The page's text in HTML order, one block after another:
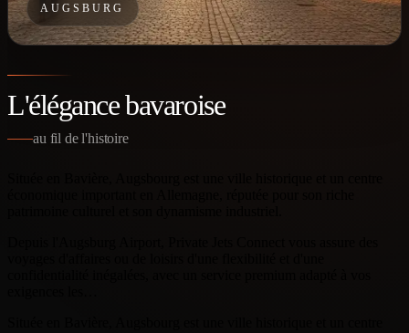
AUGSBURG
L'élégance bavaroise
au fil de l'histoire